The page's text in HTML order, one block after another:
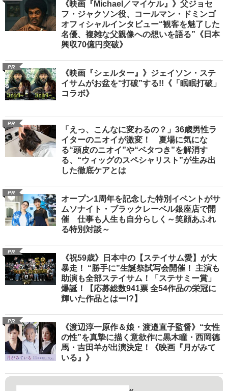
《映画『Michael／マイケル』》父ジョセ
フ・ジャクソン役、コールマン・ドミンゴ
オフィシャルインタビュー“観客を魅了した
名優、複雑な父親像への想いを語る”《日本
興収70億円突破》
PR
《映画『シェルター』》ジェイソン・ステ
イサムがお盆を“打破”する!!《「眠眠打破」
コラボ》
PR
「えっ、こんなに変わるの？」36歳男性ラ
イターのニオイが激変！ 夏場に気にな
る“頭皮のニオイ”や“ベタつき”を解消す
る、“ウィッグのスペシャリスト”が生み出
した徹底ケアとは
PR
オープン1周年を記念した特別イベントがサ
ムソナイト・ブラックレーベル銀座店で開
催 仕事も人生も自分らしく～笑顔あふれ
る特別対談～
PR
《祝59歳》日本中の【ステイサム愛】が大
暴走！ “勝手に”生誕祭試写会開催！ 主演も
助演も全部ステイサム！「ステサミー賞」
爆誕！【応募総数941票 全54作品の栄冠に
輝いた作品とはー!?】
PR
《渡辺淳一原作＆娘・渡邉直子監督》“女性
の性”を真摯に描く意欲作に黒木瞳・西岡德
馬・吉田羊が出演決定！《映画『月がみて
いる』》